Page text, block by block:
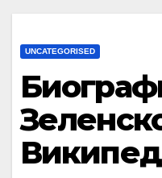
UNCATEGORISED